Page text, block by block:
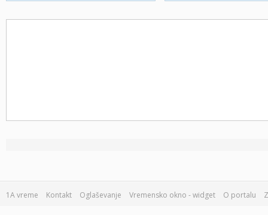
1A vreme Kontakt Oglaševanje Vremensko okno - widget O portalu